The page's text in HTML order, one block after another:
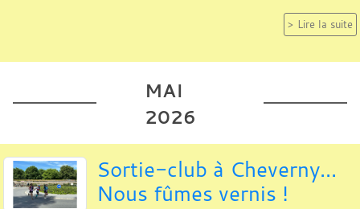
Lire la suite
MAI
2026
Sortie-club à Cheverny...
Nous fûmes vernis !